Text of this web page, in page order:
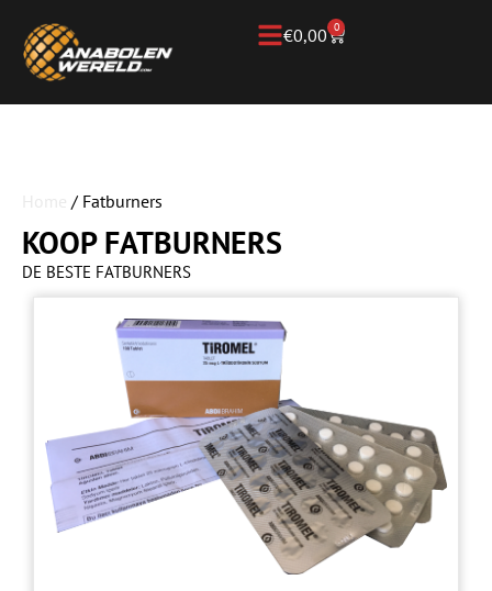
€0,00 0
/ Fatburners
KOOP FATBURNERS
DE BESTE FATBURNERS